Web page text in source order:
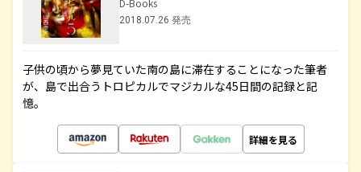
D-Books
2018.07.26 発売
子供の頃から夢見ていた南の島に滞在することになった筆者
が、島で出合うトロピカルでマジカルな45日間の記録と記
憶。
詳細を見る